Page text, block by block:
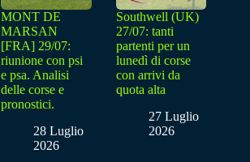
MONT DE
MARSAN
[FRA] 29/07:
riunione con psi
e psa. Analisi
delle corse e
pronostici.
28 Luglio
2026
Southwell (UK)
27/07: tanti
partenti per un
lunedì di corse
con arrivi da
quota alta
27 Luglio
2026